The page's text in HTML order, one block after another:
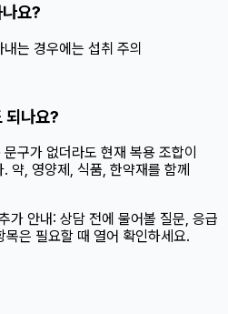
요?
는 경우에는 섭취 주의
되나요?
구가 없더라도 현재 복용 조합이
약, 영양제, 식품, 한약재를 함께
가 안내: 상담 전에 물어볼 질문, 응급
목은 필요할 때 열어 확인하세요.